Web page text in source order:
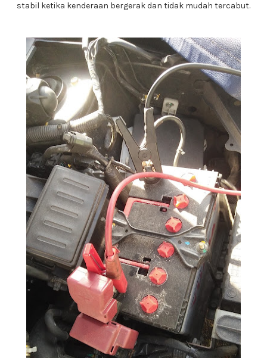
stabil ketika kenderaan bergerak dan tidak mudah tercabut.